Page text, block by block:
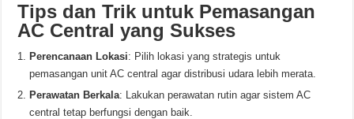
Tips dan Trik untuk Pemasangan
AC Central yang Sukses
Perencanaan Lokasi: Pilih lokasi yang strategis untuk
pemasangan unit AC central agar distribusi udara lebih merata.
Perawatan Berkala: Lakukan perawatan rutin agar sistem AC
central tetap berfungsi dengan baik.